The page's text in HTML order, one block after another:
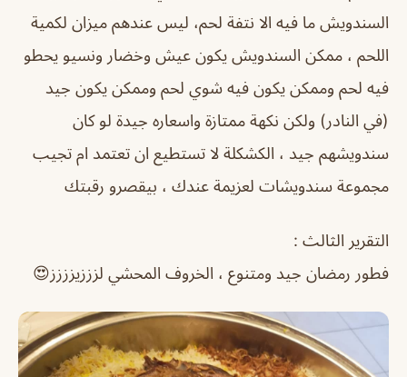
السندويش ما فيه الا نتفة لحم، ليس عندهم ميزان لكمية
اللحم ، ممكن السندويش يكون عيش وخضار ونسيو يحطو
فيه لحم وممكن يكون فيه شوي لحم وممكن يكون جيد
(في النادر) ولكن نكهة ممتازة واسعاره جيدة لو كان
سندويشهم جيد ، الكشكلة لا تستطيع ان تعتمد ام تجيب
مجموعة سندويشات لعزيمة عندك ، بيقصرو رقبتك
التقرير الثالث :
فطور رمضان جيد ومتنوع ، الخروف المحشي لزززيزززز😍